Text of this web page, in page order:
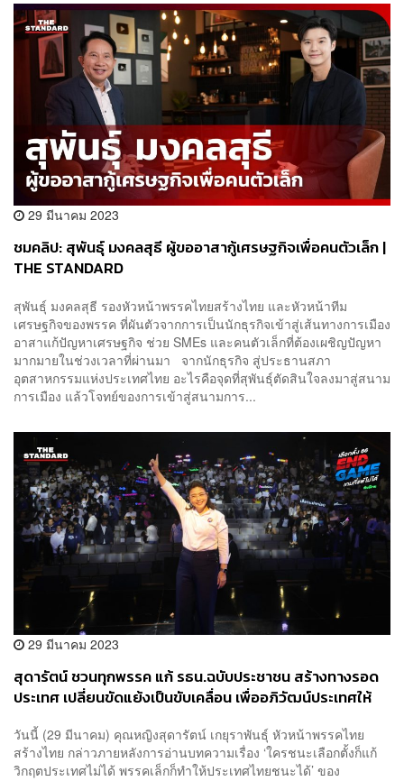
29 มีนาคม 2023
ชมคลิป: สุพันธุ์ มงคลสุธี ผู้ขออาสากู้เศรษฐกิจเพื่อคนตัวเล็ก |
THE STANDARD
สุพันธุ์ มงคลสุธี รองหัวหน้าพรรคไทยสร้างไทย และหัวหน้าทีม
เศรษฐกิจของพรรค ที่ผันตัวจากการเป็นนักธุรกิจเข้าสู่เส้นทางการเมือง
อาสาแก้ปัญหาเศรษฐกิจ ช่วย SMEs และคนตัวเล็กที่ต้องเผชิญปัญหา
มากมายในช่วงเวลาที่ผ่านมา จากนักธุรกิจ สู่ประธานสภา
อุตสาหกรรมแห่งประเทศไทย อะไรคือจุดที่สุพันธุ์ตัดสินใจลงมาสู่สนาม
การเมือง แล้วโจทย์ของการเข้าสู่สนามการ...
29 มีนาคม 2023
สุดารัตน์ ชวนทุกพรรค แก้ รธน.ฉบับประชาชน สร้างทางรอด
ประเทศ เปลี่ยนขัดแย้งเป็นขับเคลื่อน เพื่ออภิวัฒน์ประเทศให้
วันนี้ (29 มีนาคม) คุณหญิงสุดารัตน์ เกยุราพันธ์ุ หัวหน้าพรรคไทย
สร้างไทย กล่าวภายหลังการอ่านบทความเรื่อง ‘ใครชนะเลือกตั้งก็แก้
วิกฤตประเทศไม่ได้ พรรคเล็กก็ทำให้ประเทศไทยชนะได้’ ของ